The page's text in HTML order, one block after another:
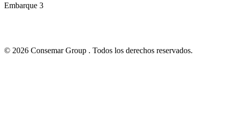
Embarque 3
© 2026 Consemar Group . Todos los derechos reservados.